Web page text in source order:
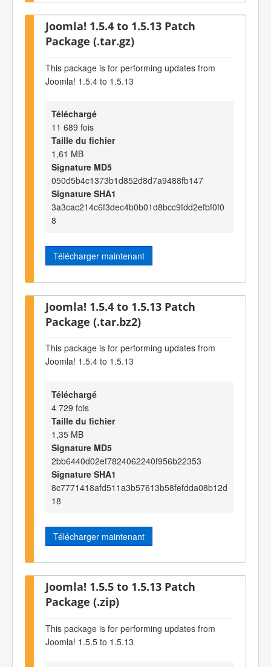
Joomla! 1.5.4 to 1.5.13 Patch
Package (.tar.gz)
This package is for performing updates from
Joomla! 1.5.4 to 1.5.13
Téléchargé
11 689 fois
Taille du fichier
1,61 MB
Signature MD5
050d5b4c1373b1d852d8d7a9488fb147
Signature SHA1
3a3cac214c6f3dec4b0b01d8bcc9fdd2efbf0f0
8
Télécharger maintenant
Joomla! 1.5.4 to 1.5.13 Patch
Package (.tar.bz2)
This package is for performing updates from
Joomla! 1.5.4 to 1.5.13
Téléchargé
4 729 fois
Taille du fichier
1,35 MB
Signature MD5
2bb6440d02ef7824062240f956b22353
Signature SHA1
8c7771418afd511a3b57613b58fefdda08b12d
18
Télécharger maintenant
Joomla! 1.5.5 to 1.5.13 Patch
Package (.zip)
This package is for performing updates from
Joomla! 1.5.5 to 1.5.13